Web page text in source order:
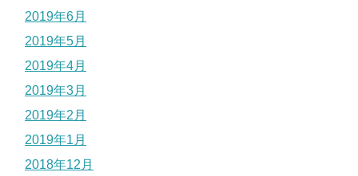
2019年6月
2019年5月
2019年4月
2019年3月
2019年2月
2019年1月
2018年12月